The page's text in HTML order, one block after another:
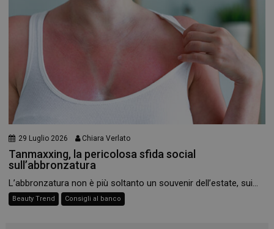
29 Luglio 2026 Chiara Verlato
Tanmaxxing, la pericolosa sfida social
sull’abbronzatura
L’abbronzatura non è più soltanto un souvenir dell’estate, sui...
Beauty Trend Consigli al banco